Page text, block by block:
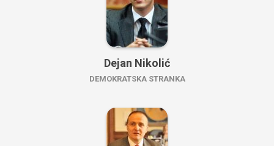
Dejan Nikolić
DEMOKRATSKA STRANKA